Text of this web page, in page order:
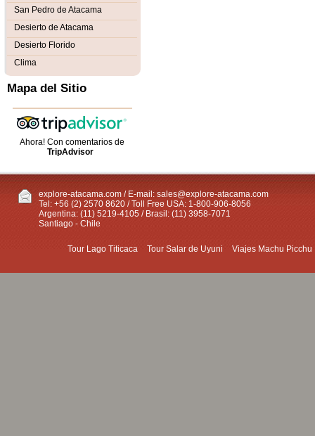
San Pedro de Atacama
Desierto de Atacama
Desierto Florido
Clima
Mapa del Sitio
Ahora! Con comentarios de
TripAdvisor
explore-atacama.com / E-mail: sales@explore-atacama.com
Tel: +56 (2) 2570 8620 / Toll Free USA: 1-800-906-8056
Argentina: (11) 5219-4105 / Brasil: (11) 3958-7071
Santiago - Chile
Tour Lago Titicaca Tour Salar de Uyuni Viajes Machu Picchu